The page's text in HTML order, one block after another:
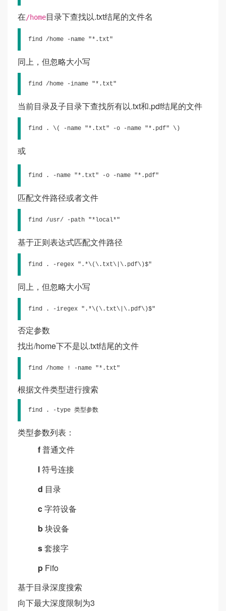
在/home目录下查找以.txt结尾的文件名
find /home -name "*.txt"
同上，但忽略大小写
find /home -iname "*.txt"
当前目录及子目录下查找所有以.txt和.pdf结尾的文件
find . \( -name "*.txt" -o -name "*.pdf" \)
或
find . -name "*.txt" -o -name "*.pdf"
匹配文件路径或者文件
find /usr/ -path "*local*"
基于正则表达式匹配文件路径
find . -regex ".*\(\.txt\|\.pdf\)$"
同上，但忽略大小写
find . -iregex ".*\(\.txt\|\.pdf\)$"
否定参数
找出/home下不是以.txt结尾的文件
find /home ! -name "*.txt"
根据文件类型进行搜索
find . -type 类型参数
类型参数列表：
f普通文件
l符号连接
d 目录
c字符设备
b块设备
s套接字
p Fifo
基于目录深度搜索
向下最大深度限制为3